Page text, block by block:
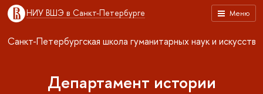
Меню
НИУ ВШЭ в Санкт-Петербурге
Санкт-Петербургская школа гуманитарных наук и искусств
Департамент истории